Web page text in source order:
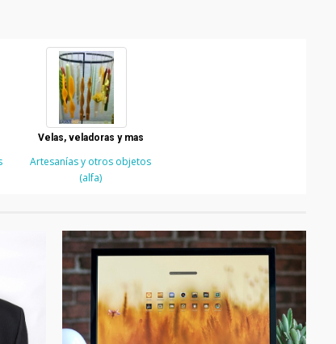
Velas, veladoras y mas
Artesanías y otros objetos
(alfa)